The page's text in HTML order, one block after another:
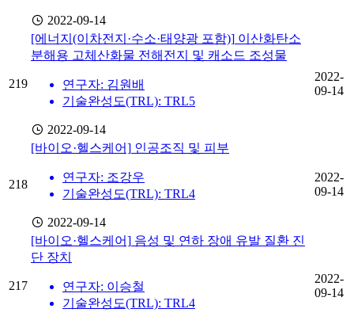
2022-09-14
219
[에너지(이차전지·수소·태양광 포함)] 이산화탄소
분해용 고체산화물 전해전지 및 캐소드 조성물
연구자: 김원배
기술완성도(TRL): TRL5
2022-09-14
2022-
09-14
218
[바이오·헬스케어] 인공조직 및 피부
연구자: 조강우
기술완성도(TRL): TRL4
2022-09-14
2022-
09-14
217
[바이오·헬스케어] 음성 및 연하 장애 유발 질환 진
단 장치
연구자: 이승철
기술완성도(TRL): TRL4
2022-
09-14